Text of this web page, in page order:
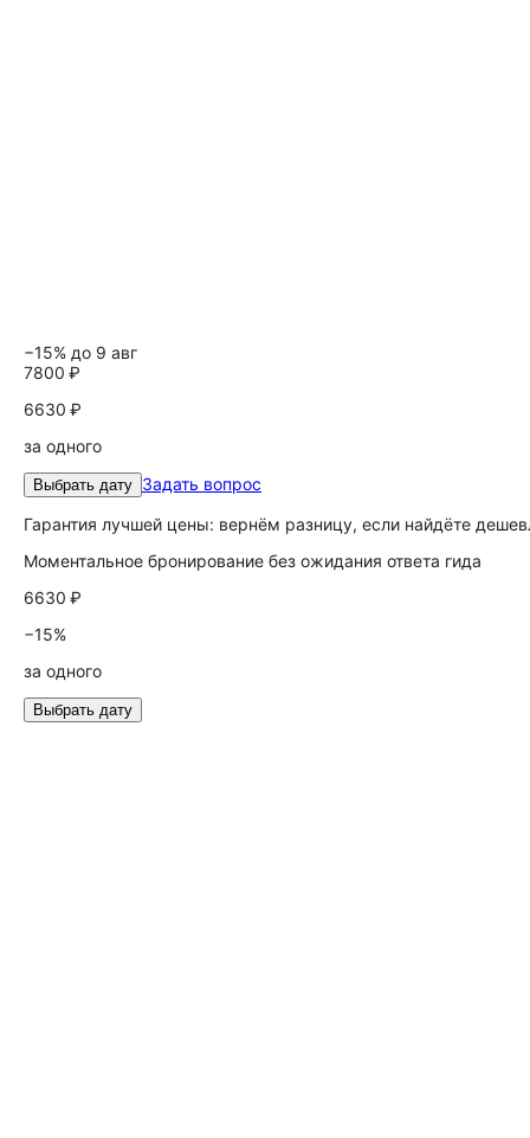
−15% до 9 авг
7800 ₽
6630 ₽
за одного
Выбрать дату Задать вопрос
Гарантия лучшей цены: вернём разницу, если найдёте
Моментальное бронирование без ожидания ответа гида
6630 ₽
−15%
за одного
Выбрать дату